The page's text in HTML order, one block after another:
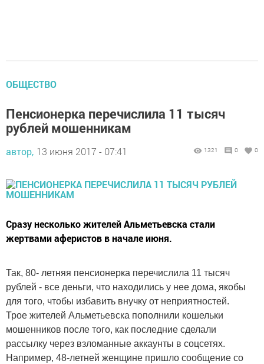
ОБЩЕСТВО
Пенсионерка перечислила 11 тысяч
рублей мошенникам
автор, 13 июня 2017 - 07:41 1321 0 0
Сразу несколько жителей Альметьевска стали
жертвами аферистов в начале июня.
Так, 80- летняя пенсионерка перечислила 11 тысяч
рублей - все деньги, что находились у нее дома, якобы
для того, чтобы избавить внучку от неприятностей.
Трое жителей Альметьевска пополнили кошельки
мошенников после того, как последние сделали
рассылку через взломанные аккаунты в соцсетях.
Например, 48-летней женщине пришло сообщение со